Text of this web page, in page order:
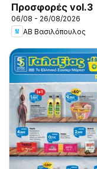
Προσφορές vol.3
06/08 - 26/08/2026
ΑΒ Βασιλόπουλος